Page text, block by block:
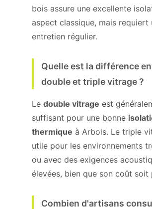
bois assure une excellente
aspect classique, mais requiert
entretien régulier.
Quelle est la différence
double et triple vitrage ?
Le double vitrage est
suffisant pour une bonne
thermique à Arbois. Le triple
utile pour les environnements
ou avec des exigences
élevées, bien que son coût soit
Combien d'artisans